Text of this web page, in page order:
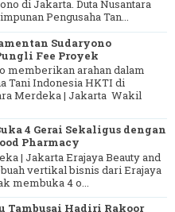
di Jakarta. Duta Nusantara
Pengusaha Tan...
Sudaryono
Fee Proyek
memberikan arahan dalam
Tani Indonesia HKTI di
Merdeka | Jakarta Wakil
4 Gerai Sekaligus dengan
Pharmacy
| Jakarta Erajaya Beauty and
vertikal bisnis dari Erajaya
membuka 4 o...
Tambusai Hadiri Rakoor